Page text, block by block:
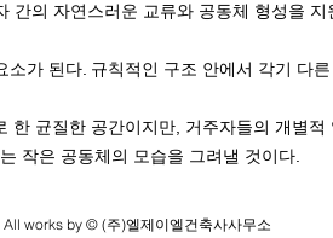
간의 자연스러운 교류와 공동체 형성을 지
가 된다. 규칙적인 구조 안에서 각기 다
한 균질한 공간이지만, 거주자들의 개별
작은 공동체의 모습을 그려낼 것이다.
All works by © (주)엘제이엘건축사사무소